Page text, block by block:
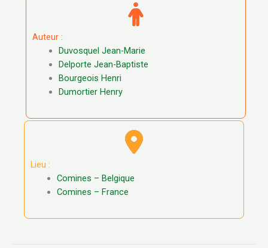
Auteur :
Duvosquel Jean-Marie
Delporte Jean-Baptiste
Bourgeois Henri
Dumortier Henry
Lieu :
Comines – Belgique
Comines – France